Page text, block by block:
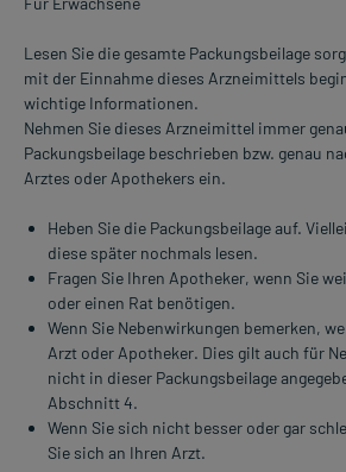
Lesen Sie die gesamte Packungsbeilage
mit der Einnahme dieses Arzneimittels
wichtige Informationen.
Nehmen Sie dieses Arzneimittel immer
Packungsbeilage beschrieben bzw. genau
Arztes oder Apothekers ein.
Heben Sie die Packungsbeilage auf.
diese später nochmals lesen.
Fragen Sie Ihren Apotheker, wenn Sie
oder einen Rat benötigen.
Wenn Sie Nebenwirkungen bemerken,
Arzt oder Apotheker. Dies gilt auch für
nicht in dieser Packungsbeilage
Abschnitt 4.
Wenn Sie sich nicht besser oder gar
Sie sich an Ihren Arzt.